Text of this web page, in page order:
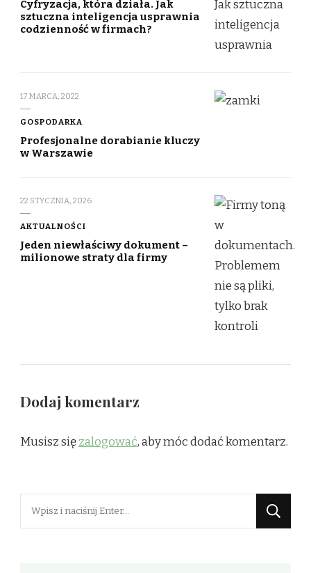
Cyfryzacja, która działa. Jak
sztuczna inteligencja usprawnia
codzienność w firmach?
17 MARCA, 2022
GOSPODARKA
Profesjonalne dorabianie kluczy
w Warszawie
22 STYCZNIA, 2026
AKTUALNOŚCI
Jeden niewłaściwy dokument –
milionowe straty dla firmy
Dodaj komentarz
Musisz sięzalogować, aby móc dodać komentarz.